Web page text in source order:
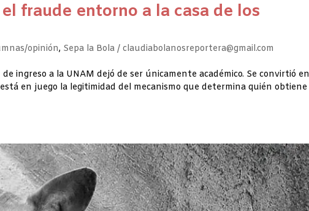
fraude entorno a la casa de los
opinión, Sepa la Bola / claudiabolanosreportera@gmail.com
ingreso a la UNAM dejó de ser únicamente académico. Se convirtió en
en juego la legitimidad del mecanismo que determina quién obtiene